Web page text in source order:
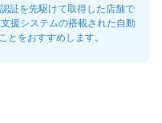
証を先駆けて取得した店舗で
援システムの搭載された自動
をおすすめします。